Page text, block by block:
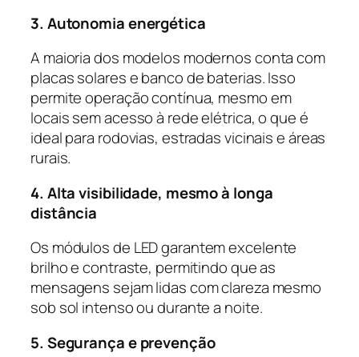
3. Autonomia energética
A maioria dos modelos modernos conta com
placas solares e banco de baterias. Isso
permite operação contínua, mesmo em
locais sem acesso à rede elétrica, o que é
ideal para rodovias, estradas vicinais e áreas
rurais.
4. Alta visibilidade, mesmo à longa
distância
Os módulos de LED garantem excelente
brilho e contraste, permitindo que as
mensagens sejam lidas com clareza mesmo
sob sol intenso ou durante a noite.
5. Segurança e prevenção